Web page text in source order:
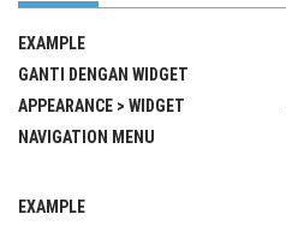
EXAMPLE
GANTI DENGAN WIDGET
APPEARANCE > WIDGET
NAVIGATION MENU
EXAMPLE